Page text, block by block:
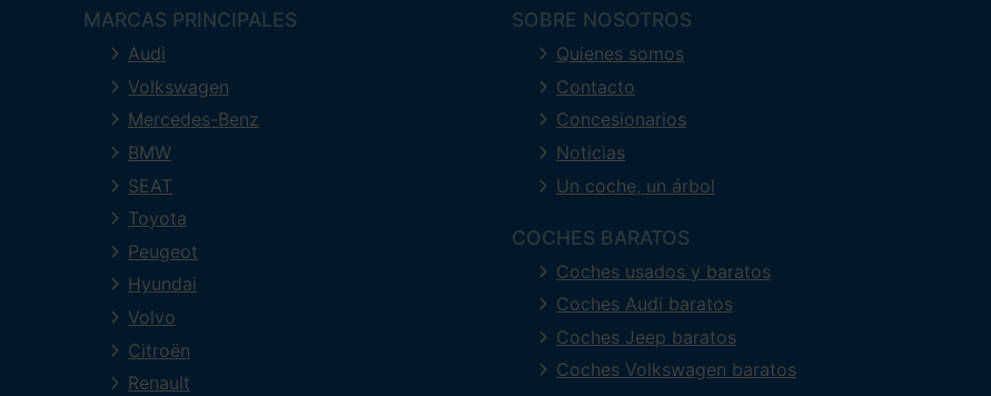
MARCAS PRINCIPALES
Audi
Volkswagen
Mercedes-Benz
BMW
SEAT
Toyota
Peugeot
Hyundai
Volvo
Citroën
Renault
SOBRE NOSOTROS
Quienes somos
Contacto
Concesionarios
Noticias
Un coche, un árbol
COCHES BARATOS
Coches usados y baratos
Coches Audi baratos
Coches Jeep baratos
Coches Volkswagen baratos